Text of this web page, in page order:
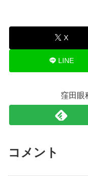
X
LINE
窪田眼
コメント